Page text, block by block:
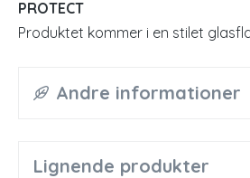
PROTECT
Produktet kommer i en stilet
Andre informationer
Lignende produkter